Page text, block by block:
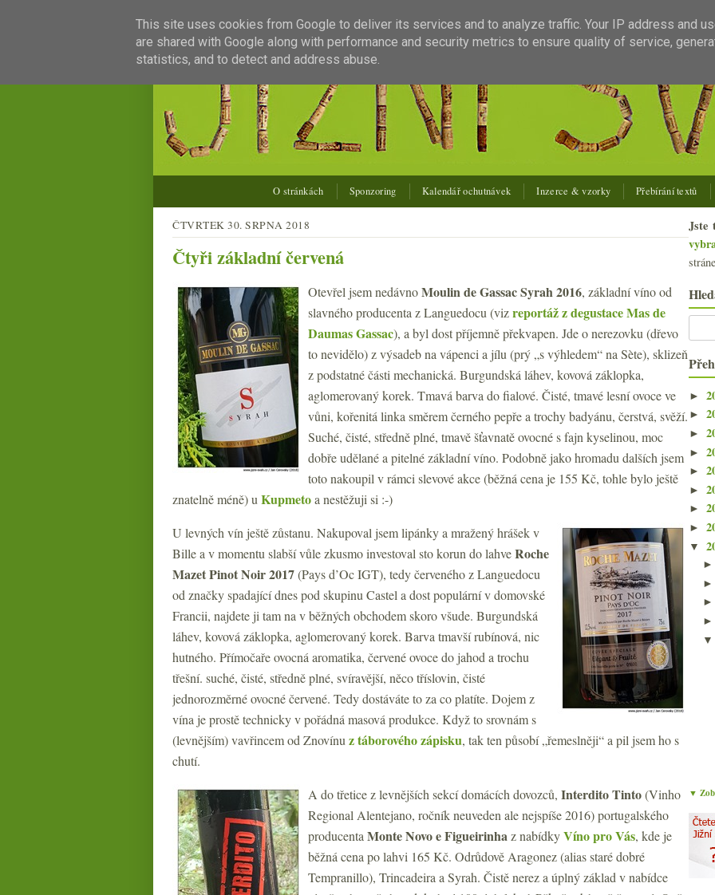
O stránkách Sponzoring Kalendář ochutnávek Inzerce & vzorky Přebírání textů
ČTVRTEK 30. SRPNA 2018
Čtyři základní červená
Otevřel jsem nedávnoMoulin de Gassac Syrah 2016, základní víno od
slavného producenta z Languedocu (vizreportáž z degustace Mas de
Daumas Gassac), a byl dost příjemně překvapen. Jde o nerezovku (dřevo
to nevidělo) z výsadeb na vápenci a jílu (prý „s výhledem“ na Sète), sklizeň
z podstatné části mechanická. Burgundská láhev, kovová záklopka,
aglomerovaný korek. Tmavá barva do fialové. Čisté, tmavé lesní ovoce ve
vůni, kořenitá linka směrem černého pepře a trochy badyánu, čerstvá, svěží.
Suché, čisté, středně plné, tmavě šťavnatě ovocné s fajn kyselinou, moc
dobře udělané a pitelné základní víno. Podobně jako hromadu dalších jsem
toto nakoupil v rámci slevové akce (běžná cena je 155 Kč, tohle bylo ještě
znatelně méně) u Kupmetoa nestěžuji si :-)
U levných vín ještě zůstanu. Nakupoval jsem lipánky a mražený hrášek v
Bille a v momentu slabší vůle zkusmo investoval sto korun do lahveRoche
Mazet Pinot Noir 2017(Pays d’Oc IGT), tedy červeného z Languedocu
od značky spadající dnes pod skupinu Castel a dost populární v domovské
Francii, najdete ji tam na v běžných obchodem skoro všude. Burgundská
láhev, kovová záklopka, aglomerovaný korek. Barva tmavší rubínová, nic
hutného. Přímočaře ovocná aromatika, červené ovoce do jahod a trochu
třešní. suché, čisté, středně plné, svíravější, něco tříslovin, čisté
jednorozměrné ovocné červené. Tedy dostáváte to za co platíte. Dojem z
vína je prostě technicky v pořádná masová produkce. Když to srovnám s
(levnějším) vavřincem od Znovínu z táborového zápisku, tak ten působí „řemeslněji“ a pil jsem ho s
chutí.
A do třetice z levnějších sekcí domácích dovozců, Interdito Tinto(Vinho
Regional Alentejano, ročník neuveden ale nejspíše 2016) portugalského
producenta Monte Novo e Figueirinhaz nabídkyVíno pro Vás, kde je
běžná cena po lahvi 165 Kč. Odrůdově Aragonez (alias staré dobré
Tempranillo), Trincadeira a Syrah. Čistě nerez a úplný základ v nabídce
Jste
►
►
►
►
►
►
►
►
▼
▼
This site uses cookies from Google to deliver its services and to analyze traffic. Your IP address and
are shared with Google along with performance and security metrics to ensure quality of service,
statistics, and to detect and address abuse.